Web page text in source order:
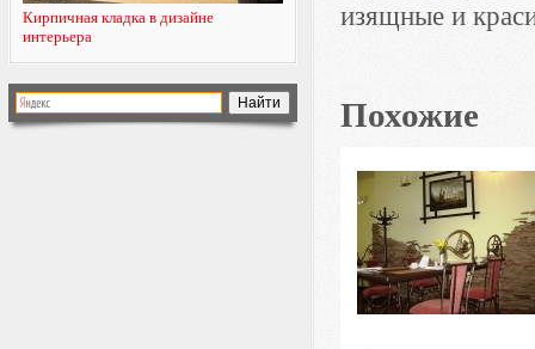
Кирпичная кладка в дизайне
интерьера
изящные и
Похожие